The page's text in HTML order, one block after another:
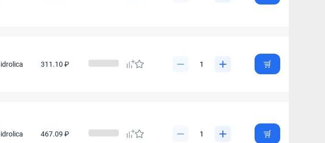
311.10 ₽
467.09 ₽